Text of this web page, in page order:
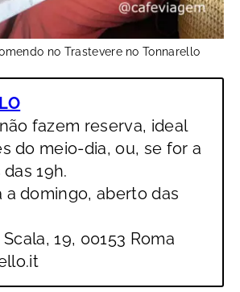
no Trastevere no Tonnarello
fazem reserva, ideal
do meio-dia, ou, se for a
19h.
a domingo, aberto das
19, 00153 Roma